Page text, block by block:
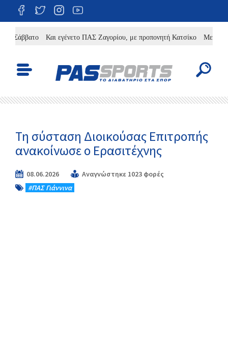
Και εγένετο ΠΑΣ Ζαγορίου, με προπονητή Κατσίκο Με
Τη σύσταση Διοικούσας Επιτροπής
ανακοίνωσε ο Ερασιτέχνης
08.06.2026
Αναγνώστηκε 1023 φορές
#ΠΑΣ Γιάννινα